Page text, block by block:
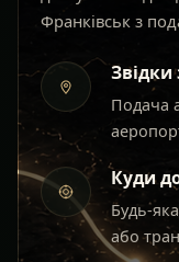
Франківськ з
Подача
Куди
Будь-
або